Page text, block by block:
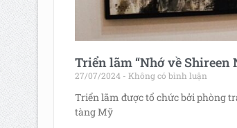
Triển lãm “Nhớ về
27/07/2024 Không có bình luận
Triển lãm được tổ chức bởi phòng
tàng Mỹ